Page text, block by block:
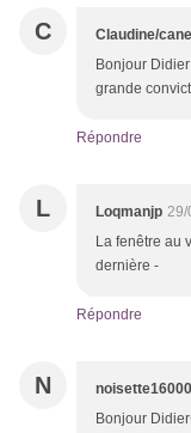
C Claudine/
Bonjour
grande
Répondre
L Loqmanjp 29/
La fenêtre au
dernière -
Répondre
N noisette16000
Bonjour